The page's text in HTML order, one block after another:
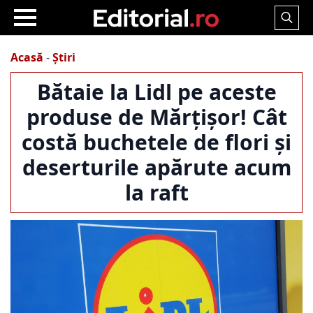
Search
Acasă -Știri
Bătaie la Lidl pe aceste
produse de Mărțișor! Cât
costă buchetele de flori și
deserturile apărute acum
la raft